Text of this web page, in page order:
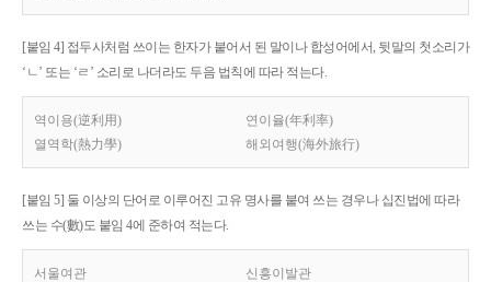
[붙임 4] 접두사처럼 쓰이는 한자가 붙어서 된 말이나 합성어에서, 뒷말의 첫소리가
‘ㄴ’ 또는 ‘ㄹ’ 소리로 나더라도 두음 법칙에 따라 적는다.
역이용(逆利用)
연이율(年利率)
열역학(熱力學)
해외여행(海外旅行)
[붙임 5] 둘 이상의 단어로 이루어진 고유 명사를 붙여 쓰는 경우나 십진법에 따라
쓰는 수(數)도 붙임 4에 준하여 적는다.
서울여관 신흥이발관